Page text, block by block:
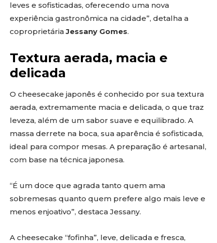
leves e sofisticadas, oferecendo uma nova
experiência gastronômica na cidade”, detalha a
coproprietáriaJessany Gomes.
Textura aerada, macia e
delicada
O cheesecake japonês é conhecido por sua textura
aerada, extremamente macia e delicada, o que traz
leveza, além de um sabor suave e equilibrado. A
massa derrete na boca, sua aparência é sofisticada,
ideal para compor mesas. A preparação é artesanal,
com base na técnica japonesa.
“É um doce que agrada tanto quem ama
sobremesas quanto quem prefere algo mais leve e
menos enjoativo”, destaca Jessany.
A cheesecake “fofinha”, leve, delicada e fresca,